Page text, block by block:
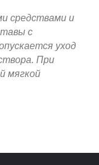
средствами и
с
уход
При
мягкой